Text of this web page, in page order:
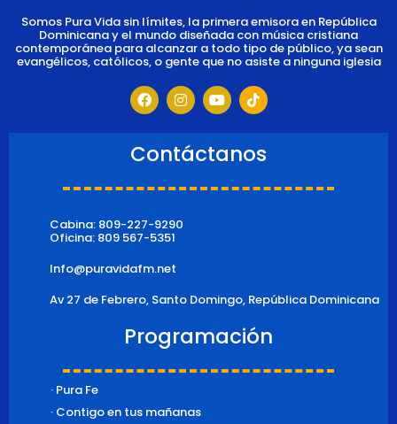
Somos Pura Vida sin límites, la primera emisora en República
Dominicana y el mundo diseñada con música cristiana
contemporánea para alcanzar a todo tipo de público, ya sean
evangélicos, católicos, o gente que no asiste a ninguna iglesia
F
a
c
e
b
o
k
I
n
s
t
a
g
a
Y
o
u
t
u
b
T
i
k
t
o
k
Contáctanos
Cabina: 809-227-9290
Oficina: 809 567-5351
Info@puravidafm.net
Av 27 de Febrero, Santo Domingo, República Dominicana
Programación
· Pura Fe
· Contigo en tus mañanas